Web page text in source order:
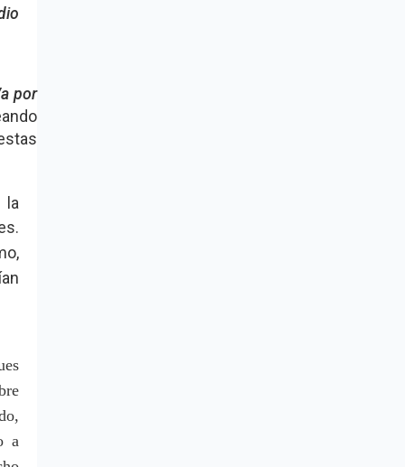
por
la
a